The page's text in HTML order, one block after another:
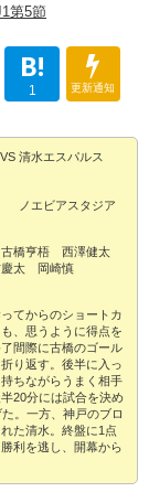
第5節
B!
1 更新通知
清水エスパルス
ノエビアスタジア
橋亨梧 西澤健太
太 岡崎慎
てからのショートカ
、思うように得点を
間際に古橋のゴール
り返す。後半に入っ
ちながらうまく相手
20分には試合を決め
。一方、神戸のブロ
た清水。終盤に1点
利を逃し、開幕から